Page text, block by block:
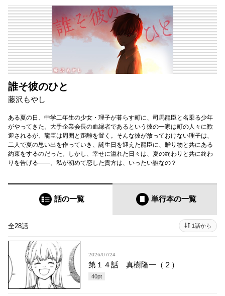
誰そ彼のひと
藤沢もやし
ある夏の日、中学二年生の少女・理子が暮らす町に、司馬龍臣と名乗る少年
がやってきた。大手企業会長の血縁者であるという彼の一家は町の人々に歓
迎されるが、龍臣は周囲と距離を置く。そんな彼が放っておけない理子は、
二人で夏の思い出を作っていき、誕生日を迎えた龍臣に、贈り物と共にある
約束をするのだった。しかし、幸せに溢れた日々は、夏の終わりと共に終わ
りを告げる――。私が初めて恋した貴方は、いったい誰なの？
話の一覧 単行本の一覧
全28話 1話から
2026/07/24
第１４話 真樹隆一（２）
40pt